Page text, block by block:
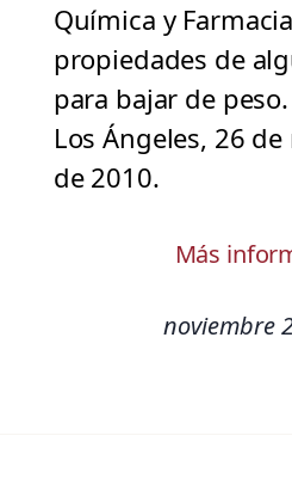
Química y
propiedades de
para bajar de
Los Ángeles, 26
de 2010.
Más
noviembre